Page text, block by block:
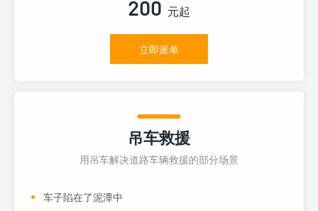
200 元起
立即派单
吊车救援
用吊车解决道路车辆救援的部分场景
车子陷在了泥潭中